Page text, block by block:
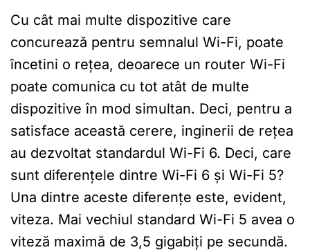
Cu cât mai multe dispozitive care
concurează pentru semnalul Wi-Fi, poate
încetini o rețea, deoarece un router Wi-Fi
poate comunica cu tot atât de multe
dispozitive în mod simultan. Deci, pentru a
satisface această cerere, inginerii de rețea
au dezvoltat standardul Wi-Fi 6. Deci, care
sunt diferențele dintre Wi-Fi 6 și Wi-Fi 5?
Una dintre aceste diferențe este, evident,
viteza. Mai vechiul standard Wi-Fi 5 avea o
viteză maximă de 3,5 gigabiți pe secundă.